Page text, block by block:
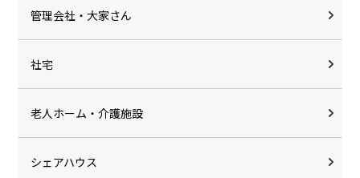
管理会社・大家さん
社宅
老人ホーム・介護施設
シェアハウス